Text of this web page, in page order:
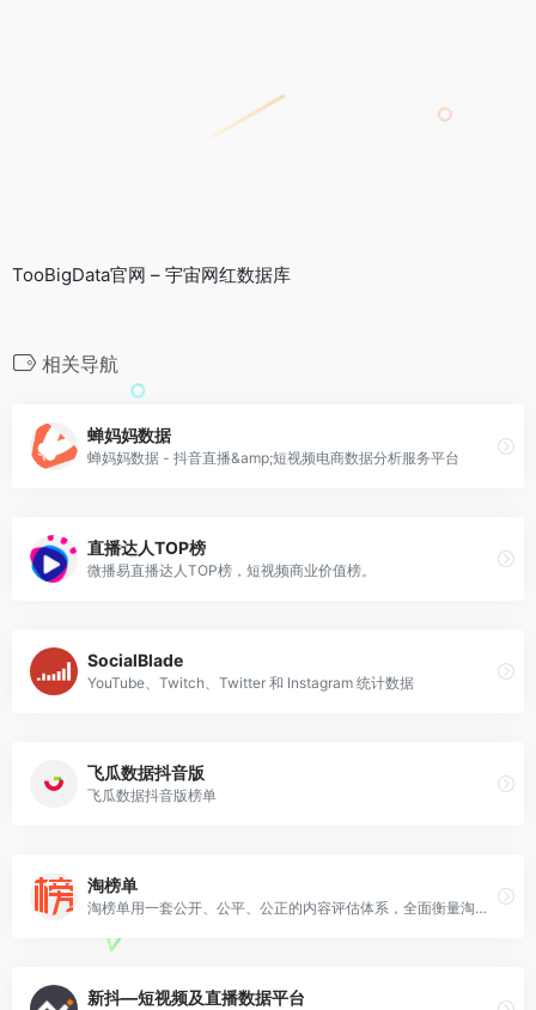
TooBigData官网 – 宇宙网红数据库
相关导航
蝉妈妈数据
蝉妈妈数据 - 抖音直播&amp;短视频电商数据分析服务平台
直播达人TOP榜
微播易直播达人TOP榜，短视频商业价值榜。
SocialBlade
YouTube、Twitch、Twitter 和 Instagram 统计数据
飞瓜数据抖音版
飞瓜数据抖音版榜单
淘榜单
淘榜单用一套公开、公平、公正的内容评估体系，全面衡量淘宝达人的价值，并用数据打通淘宝内容生态的全链路，挖掘中国内容生态中最具消费驱动力的意见领袖。
新抖—短视频及直播数据平台